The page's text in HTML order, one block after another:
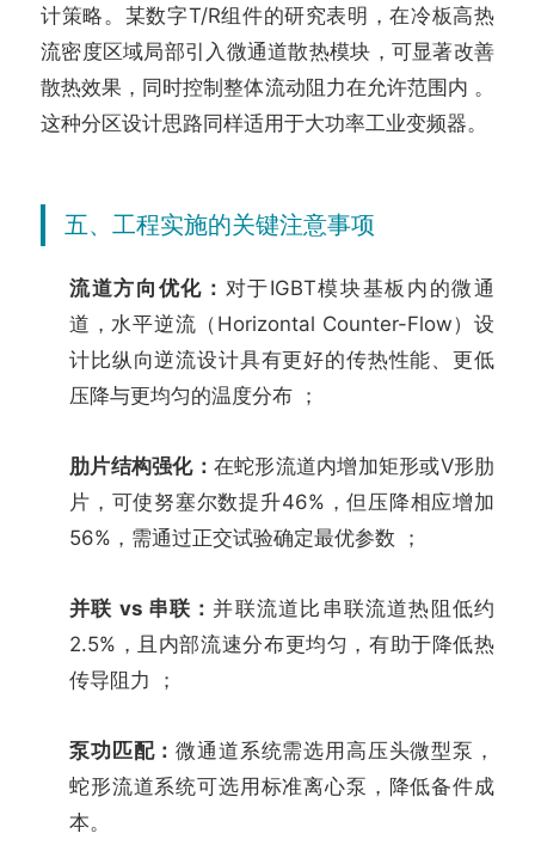
计策略。某数字T/R组件的研究表明，在冷板高热
流密度区域局部引入微通道散热模块，可显著改善
散热效果，同时控制整体流动阻力在允许范围内 。
这种分区设计思路同样适用于大功率工业变频器。
五、工程实施的关键注意事项
流道方向优化： 对于IGBT模块基板内的微通
道，水平逆流（Horizontal Counter-Flow）设
计比纵向逆流设计具有更好的传热性能、更低
压降与更均匀的温度分布 ；
肋片结构强化： 在蛇形流道内增加矩形或V形肋
片，可使努塞尔数提升46%，但压降相应增加
56%，需通过正交试验确定最优参数 ；
并联 vs 串联： 并联流道比串联流道热阻低约
2.5%，且内部流速分布更均匀，有助于降低热
传导阻力 ；
泵功匹配：微通道系统需选用高压头微型泵，
蛇形流道系统可选用标准离心泵，降低备件成
本。